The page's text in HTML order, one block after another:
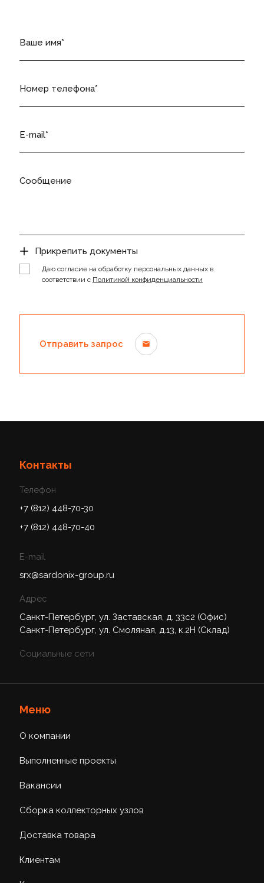
Ваше имя
Номер телефона
E-mail
Сообщение
Прикрепить документы
Даю согласие на обработку персональных данных в
соответствии с Политикой конфиденциальности
Отправить запрос
Контакты
Телефон
+7 (812) 448-70-30
+7 (812) 448-70-40
E-mail
srx@sardonix-group.ru
Адрес
Санкт-Петербург, ул. Заставская, д. 33с2 (Офис)
Санкт-Петербург, ул. Смоляная, д.13, к.2Н (Склад)
Социальные сети
Меню
О компании
Выполненные проекты
Вакансии
Сборка коллекторных узлов
Доставка товара
Клиентам